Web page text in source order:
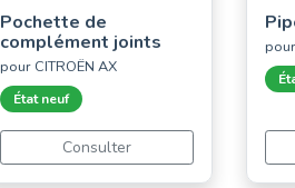
Pochette de
complément joints
pour CITROËN AX
État neuf
Consulter